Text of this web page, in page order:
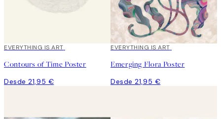
EVERYTHING IS ART
Contours of Time Poster
Desde 21,95 €
EVERYTHING IS ART
Emerging Flora Poster
Desde 21,95 €